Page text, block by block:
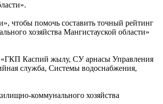
чтобы помочь составить точный рейтинг
хозяйства Мангистауской области»
«ГКП Каспий жылу, СУ арнасы Управления
служба, Системы водоснабжения,
коммунального хозяйства